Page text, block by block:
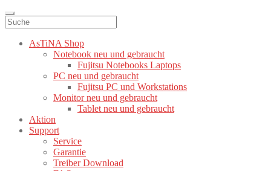
AsTiNA Shop
Notebook neu und gebraucht
Fujitsu Notebooks Laptops
PC neu und gebraucht
Fujitsu PC und Workstations
Monitor neu und gebraucht
Tablet neu und gebraucht
Aktion
Support
Service
Garantie
Treiber Download